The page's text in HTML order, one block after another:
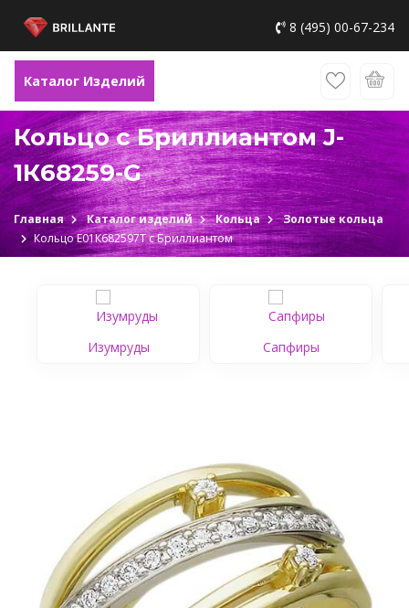
8 (495) 00-67-234
Каталог Изделий
Кольцо с Бриллиантом J-
1К68259-G
Главная Каталог изделий Кольца
Золотые кольца
Кольцо Е01К682597Т c Бриллиантом
Изумруды Сапфиры